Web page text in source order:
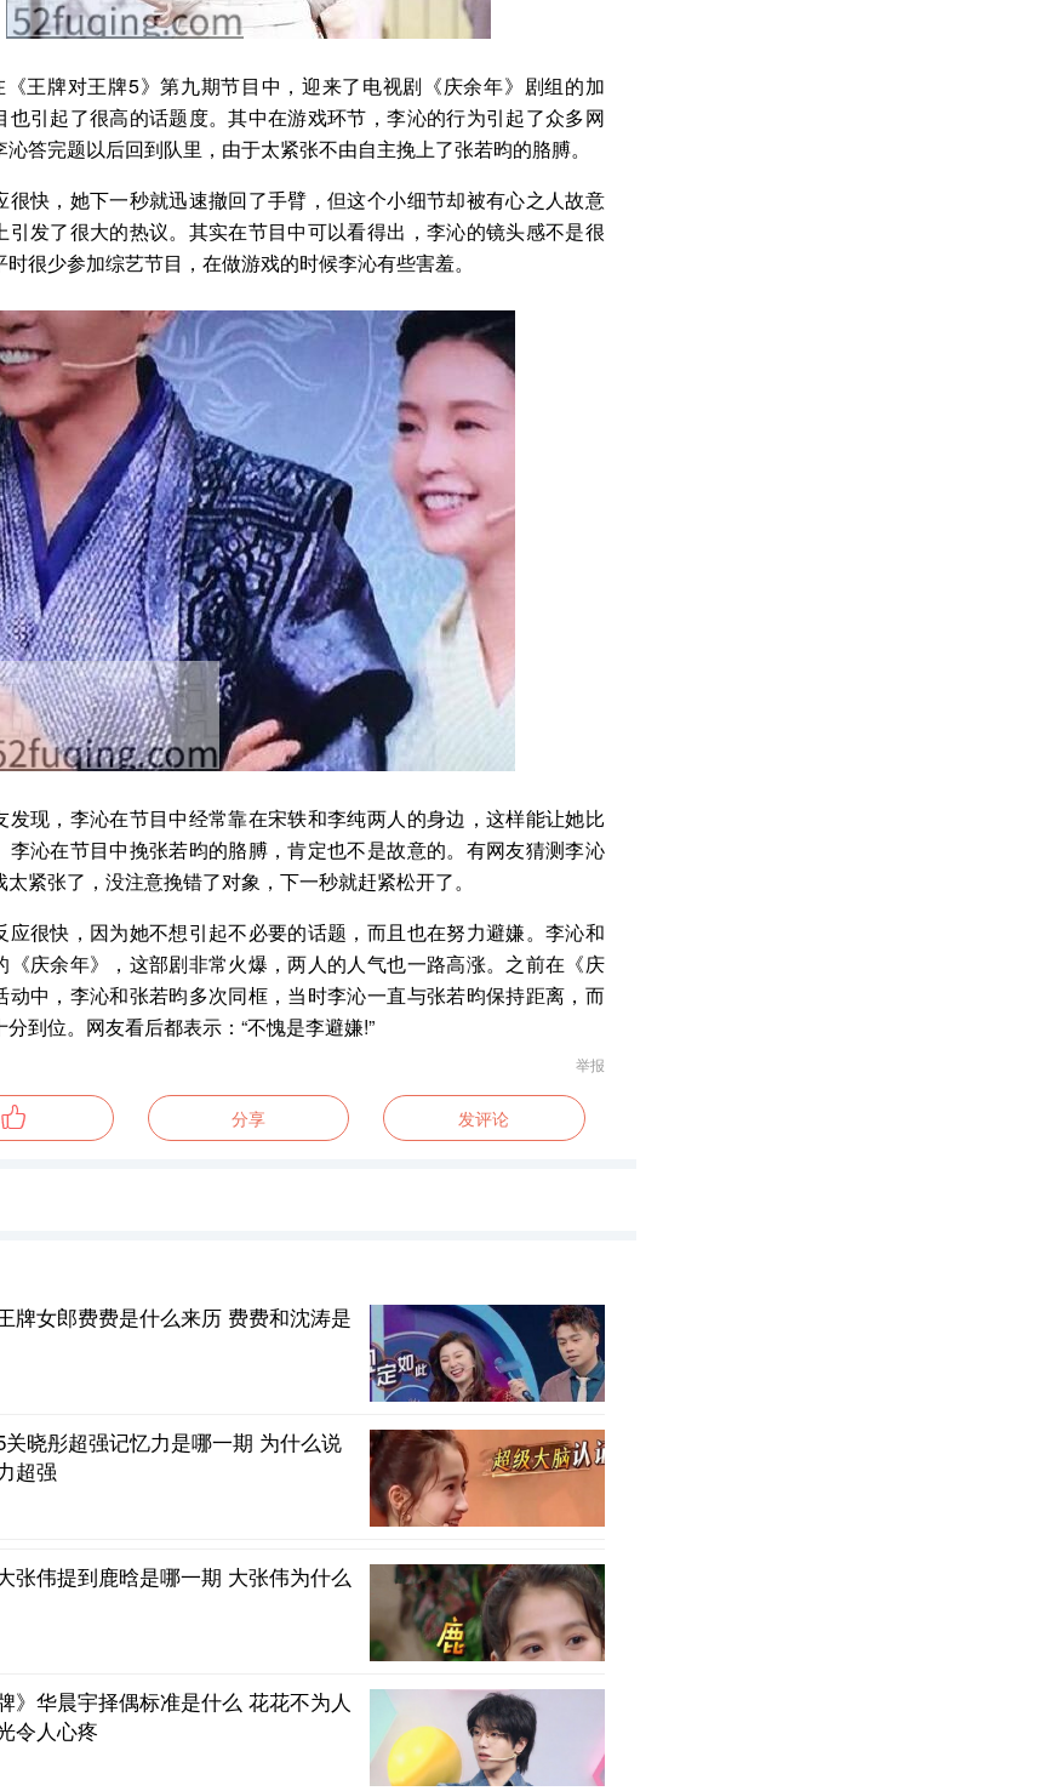
王牌对王牌5》第九期节目中，迎来了电视剧《庆余年》剧组的加
也引起了很高的话题度。其中在游戏环节，李沁的行为引起了众多网
答完题以后回到队里，由于太紧张不由自主挽上了张若昀的胳膊。
很快，她下一秒就迅速撤回了手臂，但这个小细节却被有心之人故意
引发了很大的热议。其实在节目中可以看得出，李沁的镜头感不是很
很少参加综艺节目，在做游戏的时候李沁有些害羞。
发现，李沁在节目中经常靠在宋轶和李纯两人的身边，这样能让她比
李沁在节目中挽张若昀的胳膊，肯定也不是故意的。有网友猜测李沁
紧张了，没注意挽错了对象，下一秒就赶紧松开了。
应很快，因为她不想引起不必要的话题，而且也在努力避嫌。李沁和
《庆余年》，这部剧非常火爆，两人的人气也一路高涨。之前在《庆
动中，李沁和张若昀多次同框，当时李沁一直与张若昀保持距离，而
分到位。网友看后都表示：“不愧是李避嫌!”
举报
分享 发评论
牌女郎费费是什么来历 费费和沈涛是
晓彤超强记忆力是哪一期 为什么说
超强
张伟提到鹿晗是哪一期 大张伟为什么
》华晨宇择偶标准是什么 花花不为人
令人心疼